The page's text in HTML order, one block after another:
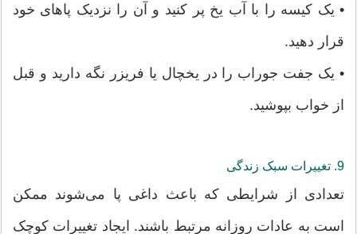
• یک کیسه را با آب یخ پر کنید و آن را نزدیک پاهای خود
قرار دهید.
• یک جفت جوراب را در یخچال یا فریزر نگه دارید و قبل
از خواب بپوشید.
9. تغییرات سبک زندگی
تعدادی از شرایطی که باعث داغی پا می‌شوند ممکن
است به عادات روزانه مرتبط باشند. ایجاد تغییرات کوچک